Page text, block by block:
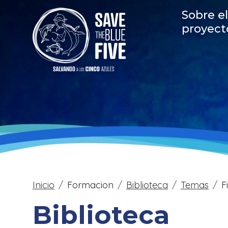
Pasar al contenido principal
Sobre el
Sobrescribir
Inicio Formacion Biblioteca Temas
Biblioteca